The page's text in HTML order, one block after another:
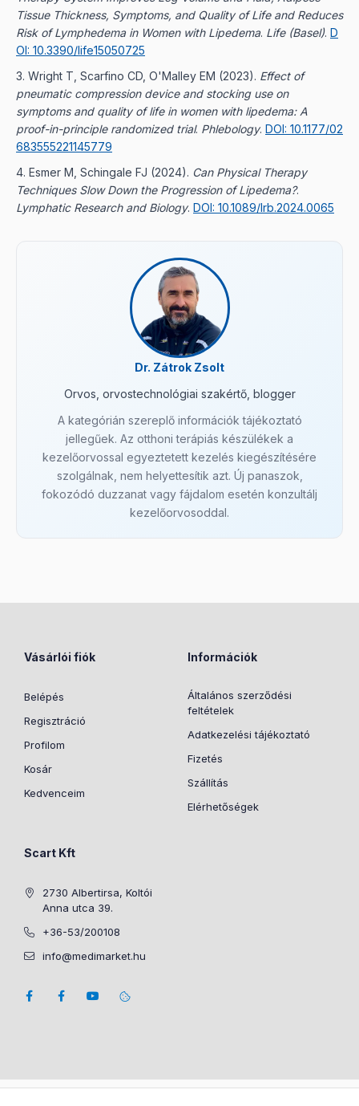
Tissue Thickness, Symptoms, and Quality of Life and Reduces
Risk of Lymphedema in Women with Lipedema. Life (Basel). D
OI: 10.3390/life15050725
Wright T, Scarfino CD, O'Malley EM (2023). Effect of
pneumatic compression device and stocking use on
symptoms and quality of life in women with lipedema: A
proof-in-principle randomized trial. Phlebology. DOI: 10.1177/02
683555221145779
Esmer M, Schingale FJ (2024). Can Physical Therapy
Techniques Slow Down the Progression of Lipedema?.
Lymphatic Research and Biology. DOI: 10.1089/lrb.2024.0065
Dr. Zátrok Zsolt
Orvos, orvostechnológiai szakértő, blogger
A kategórián szereplő információk tájékoztató
jellegűek. Az otthoni terápiás készülékek a
kezelőorvossal egyeztetett kezelés kiegészítésére
szolgálnak, nem helyettesítik azt. Új panaszok,
fokozódó duzzanat vagy fájdalom esetén konzultálj
kezelőorvosoddal.
Vásárlói fiók
Belépés
Regisztráció
Profilom
Kosár
Kedvenceim
Információk
Általános szerződési
feltételek
Adatkezelési tájékoztató
Fizetés
Szállítás
Elérhetőségek
Scart Kft
2730 Albertirsa, Koltói
Anna utca 39.
+36-53/200108
info@medimarket.hu